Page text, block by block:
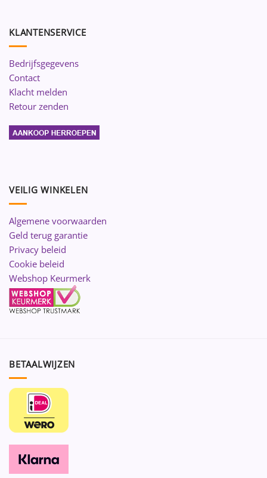
KLANTENSERVICE
Bedrijfsgegevens
Contact
Klacht melden
Retour zenden
VEILIG WINKELEN
Algemene voorwaarden
Geld terug garantie
Privacy beleid
Cookie beleid
Webshop Keurmerk
BETAALWIJZEN